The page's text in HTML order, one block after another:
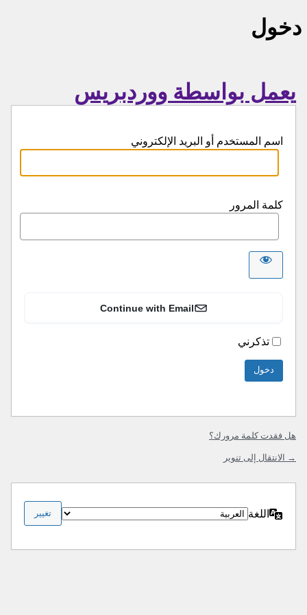
دخول
يعمل بواسطة ووردبريس
اسم المستخدم أو البريد الإلكتروني
كلمة المرور
Continue with Email
تذكرني
هل فقدت كلمة مرورك؟
→ الانتقال إلى تنوير
اللغة